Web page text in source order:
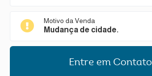
Motivo da Venda
Mudança de cidade.
Entre em Contato